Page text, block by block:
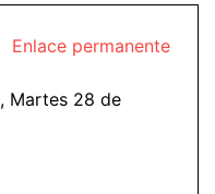
Enlace permanente
, Martes 28 de